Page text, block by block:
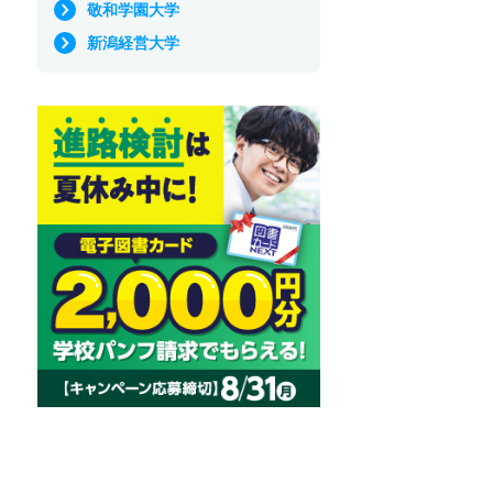
敬和学園大学
新潟経営大学